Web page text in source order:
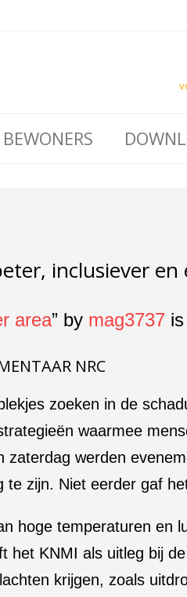
BEWONERS
inclusiever
area” by mag3737
NRC
zoeken in de
waarmee
zaterdag werden
te zijn. Niet eerder gaf
hoge temperaturen en
het KNMI als uitleg bij
krijgen, zoals